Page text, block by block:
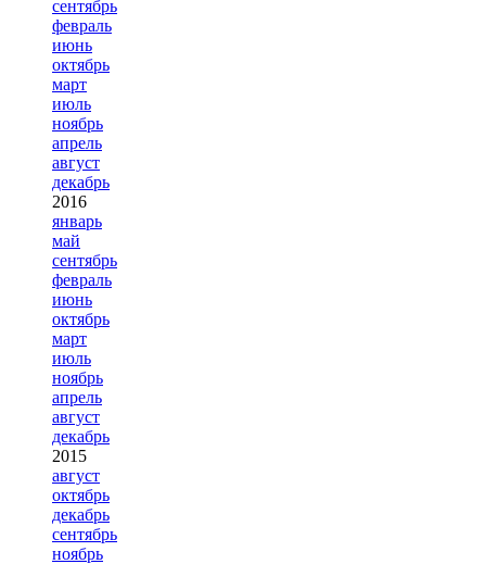
сентябрь
февраль
июнь
октябрь
март
июль
ноябрь
апрель
август
декабрь
2016
январь
май
сентябрь
февраль
июнь
октябрь
март
июль
ноябрь
апрель
август
декабрь
2015
август
октябрь
декабрь
сентябрь
ноябрь